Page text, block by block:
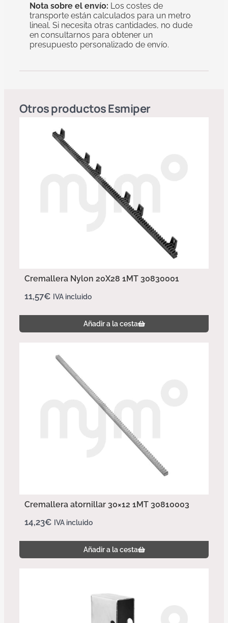
Nota sobre el envío: Los costes de
transporte están calculados para un metro
lineal. Si necesita otras cantidades, no dude
en consultarnos para obtener un
presupuesto personalizado de envío.
Otros productosEsmiper
Cremallera Nylon 20X28 1MT 30830001
11,57€ IVA incluido
Añadir a la cesta
Cremallera atornillar 30×12 1MT 30810003
14,23€ IVA incluido
Añadir a la cesta